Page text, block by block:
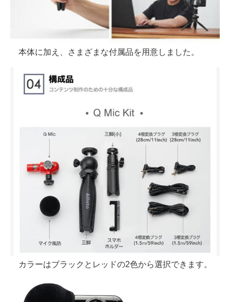
本体に加え、さまざまな付属品を用意しました。
カラーはブラックとレッドの2色から選択できます。